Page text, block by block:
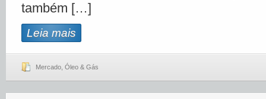
também […]
Leia mais
Mercado Óleo & Gás